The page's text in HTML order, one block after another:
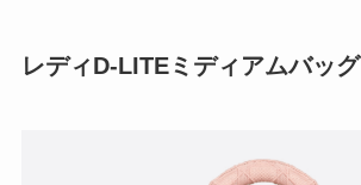
レディD-LITEミディアムバッグ